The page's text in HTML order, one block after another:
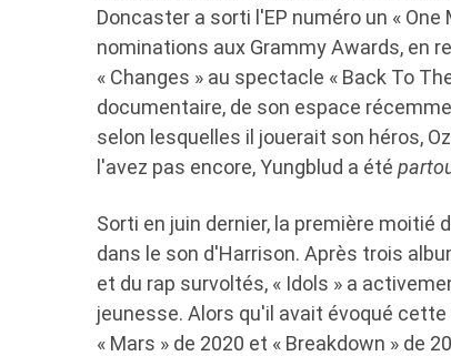
Doncaster a sorti l'EP numéro un «
nominations aux Grammy Awards, en
« Changes » au spectacle « Back To
documentaire, de son espace
selon lesquelles il jouerait son héros,
l'avez pas encore, Yungblud a été
Sorti en juin dernier, la première moitié
dans le son d'Harrison. Après trois
et du rap survoltés, « Idols » a
jeunesse. Alors qu'il avait évoqué
« Mars » de 2020 et « Breakdown » de